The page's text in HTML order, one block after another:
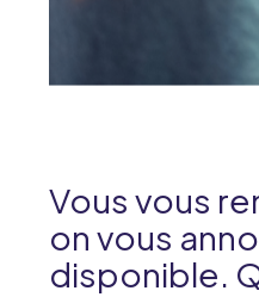
Vous vous
on vous
disponible.